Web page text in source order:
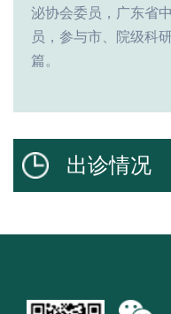
泌协会委员，广东省
员，参与市、院级科
篇。
出诊情况